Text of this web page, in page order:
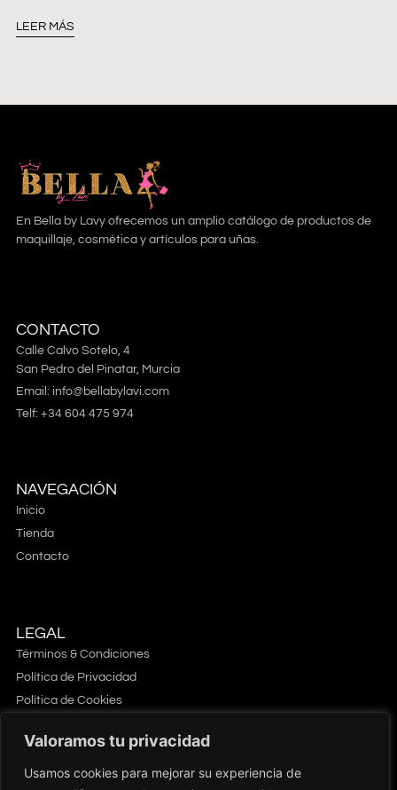
Valoramos tu privacidad
Usamos cookies para mejorar su experiencia de
LEER MÁS
En Bella by Lavy ofrecemos un amplio catálogo de productos de
maquillaje, cosmética y artículos para uñas.
CONTACTO
Calle Calvo Sotelo, 4
San Pedro del Pinatar, Murcia
Email: info@bellabylavi.com
Telf: +34 604 475 974
NAVEGACIÓN
Inicio
Tienda
Contacto
LEGAL
Términos & Condiciones
Política de Privacidad
Política de Cookies